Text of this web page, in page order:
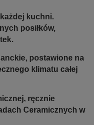
kuchni.
posiłków,
postawione na
klimatu całej
ręcznie
Ceramicznych w